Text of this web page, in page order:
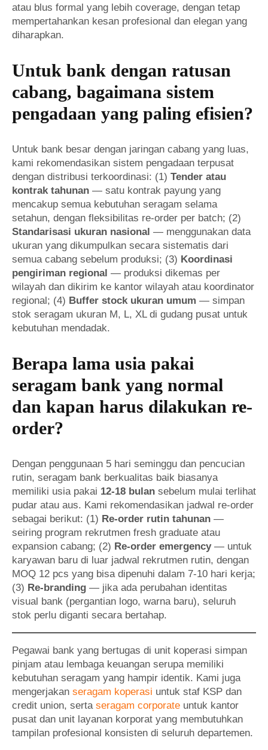
atau blus formal yang lebih coverage, dengan tetap
mempertahankan kesan profesional dan elegan yang
diharapkan.
Untuk bank dengan ratusan
cabang, bagaimana sistem
pengadaan yang paling efisien?
Untuk bank besar dengan jaringan cabang yang luas,
kami rekomendasikan sistem pengadaan terpusat
dengan distribusi terkoordinasi: (1) Tender atau
kontrak tahunan — satu kontrak payung yang
mencakup semua kebutuhan seragam selama
setahun, dengan fleksibilitas re-order per batch; (2)
Standarisasi ukuran nasional — menggunakan data
ukuran yang dikumpulkan secara sistematis dari
semua cabang sebelum produksi; (3) Koordinasi
pengiriman regional — produksi dikemas per
wilayah dan dikirim ke kantor wilayah atau koordinator
regional; (4) Buffer stock ukuran umum — simpan
stok seragam ukuran M, L, XL di gudang pusat untuk
kebutuhan mendadak.
Berapa lama usia pakai
seragam bank yang normal
dan kapan harus dilakukan re-
order?
Dengan penggunaan 5 hari seminggu dan pencucian
rutin, seragam bank berkualitas baik biasanya
memiliki usia pakai 12-18 bulan sebelum mulai terlihat
pudar atau aus. Kami rekomendasikan jadwal re-order
sebagai berikut: (1) Re-order rutin tahunan —
seiring program rekrutmen fresh graduate atau
expansion cabang; (2) Re-order emergency— untuk
karyawan baru di luar jadwal rekrutmen rutin, dengan
MOQ 12 pcs yang bisa dipenuhi dalam 7-10 hari kerja;
(3) Re-branding — jika ada perubahan identitas
visual bank (pergantian logo, warna baru), seluruh
stok perlu diganti secara bertahap.
Pegawai bank yang bertugas di unit koperasi simpan
pinjam atau lembaga keuangan serupa memiliki
kebutuhan seragam yang hampir identik. Kami juga
mengerjakan seragam koperasi untuk staf KSP dan
credit union, serta seragam corporate untuk kantor
pusat dan unit layanan korporat yang membutuhkan
tampilan profesional konsisten di seluruh departemen.